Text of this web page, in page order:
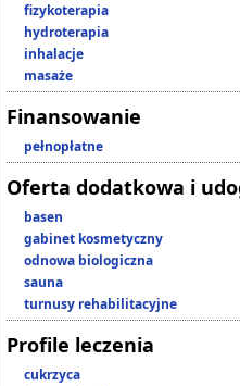
fizykoterapia
hydroterapia
inhalacje
masaże
Finansowanie
pełnopłatne
Oferta dodatkowa i
basen
gabinet kosmetyczny
odnowa biologiczna
sauna
turnusy rehabilitacyjne
Profile leczenia
cukrzyca